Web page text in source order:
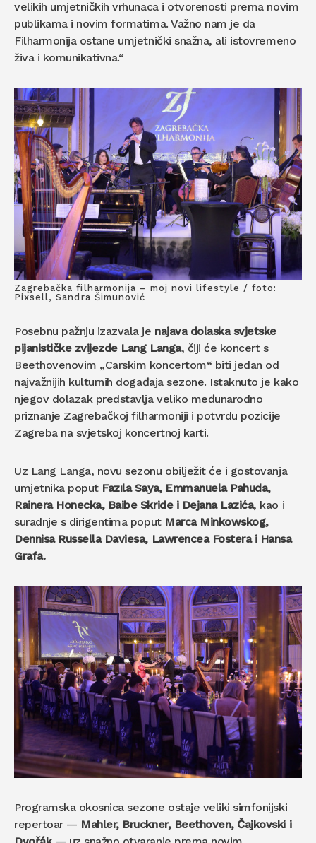
velikih umjetničkih vrhunaca i otvorenosti prema novim
publikama i novim formatima. Važno nam je da
Filharmonija ostane umjetnički snažna, ali istovremeno
živa i komunikativna.“
Zagrebačka filharmonija – moj novi lifestyle / foto:
Pixsell, Sandra Šimunović
Posebnu pažnju izazvala je najava dolaska svjetske
pijanističke zvijezde Lang Langa, čiji će koncert s
Beethovenovim „Carskim koncertom“ biti jedan od
najvažnijih kulturnih događaja sezone. Istaknuto je kako
njegov dolazak predstavlja veliko međunarodno
priznanje Zagrebačkoj filharmoniji i potvrdu pozicije
Zagreba na svjetskoj koncertnoj karti.
Uz Lang Langa, novu sezonu obilježit će i gostovanja
umjetnika poput Fazıla Saya, Emmanuela Pahuda,
Rainera Honecka, Baibe Skride i Dejana Lazića, kao i
suradnje s dirigentima poput Marca Minkowskog,
Dennisa Russella Daviesa, Lawrencea Fostera i Hansa
Grafa.
Programska okosnica sezone ostaje veliki simfonijski
repertoar — Mahler, Bruckner, Beethoven, Čajkovski i